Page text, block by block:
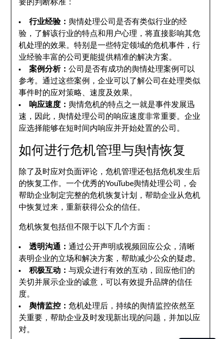
要的判断标准：
行业经验：舆情处理公司是否有类似行业的经
验，了解该行业的特点和用户心理，将直接影响其危
机处理的效果。特别是一些特定领域的危机事件，行
业经验丰富的公司更能提供精准的解决方案。
案例分析：公司是否有成功的舆情处理案例可以
参考。通过这些案例，企业可以了解公司在处理类似
事件时的应对策略、速度及效果。
响应速度：舆情危机的特点之一就是事件发展迅
速，因此，舆情处理公司的响应速度非常重要。企业
应选择能够在短时间内响应并开始处置的公司。
如何进行危机管理与舆情恢复
除了及时应对负面评论，危机管理还包括危机发生后
的恢复工作。一个优秀的YouTube舆情处理公司，会
帮助企业制定完整的危机恢复计划，帮助企业从危机
中恢复过来，重新获得公众的信任。
危机恢复包括但不限于以下几个方面：
透明沟通：通过公开声明或视频回应公众，清晰
表明企业的立场和解决方案，帮助减少公众的疑虑。
积极互动：与观众进行有效的互动，回应他们的
关切并展示企业的诚意，可以有效提升品牌的信任
度。
舆情监控：危机处理后，持续的舆情监控依然至
关重要，帮助企业及时发现新出现的问题，并加以应
对。